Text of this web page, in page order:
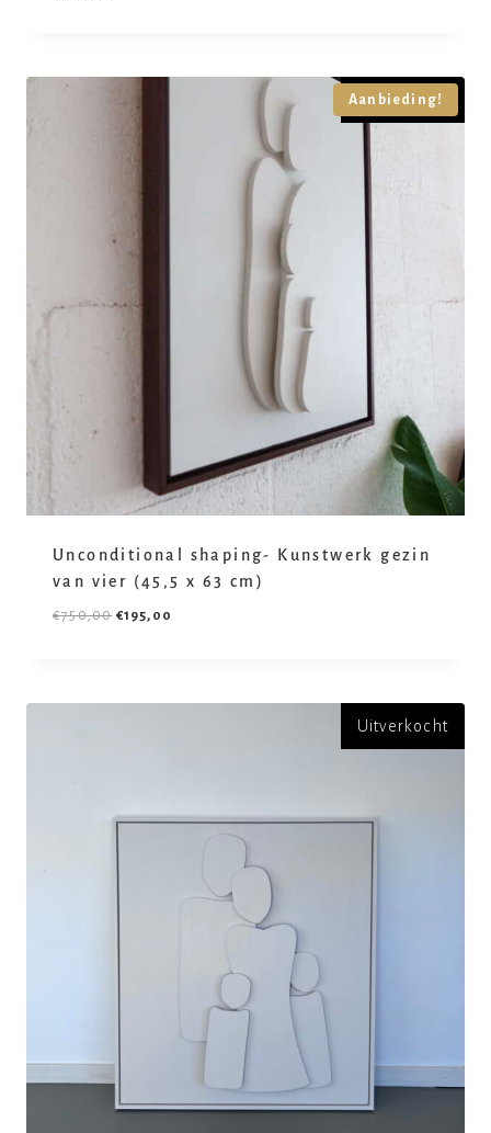
Aanbieding!
Uitverkocht
Unconditional shaping- Kunstwerk gezin
van vier (45,5 x 63 cm)
€750,00 €195,00
Uitverkocht